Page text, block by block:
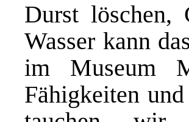
Durst löschen,
Wasser kann
im Museum
Fähigkeiten